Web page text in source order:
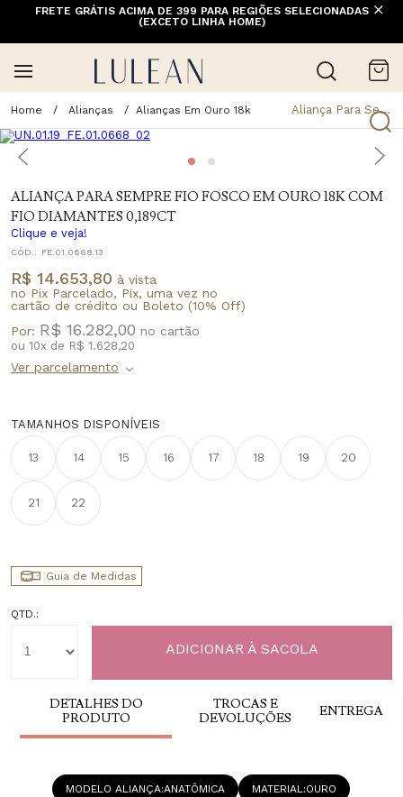
FRETE GRÁTIS ACIMA DE 399 PARA REGIÕES SELECIONADAS
(EXCETO LINHA HOME)
Alianças Alianças Em Ouro 18k Aliança Para Sempre Fio Fosco Em Ouro 18K Com Fio Diamantes 0,189Ct
ALIANÇA PARA SEMPRE FIO FOSCO EM OURO 18K COM
FIO DIAMANTES 0,189CT
Clique e veja!
CÓD.: FE.01.0668.13
R$ 14.653,80 à vista
no Pix Parcelado, Pix, uma vez no
cartão de crédito ou Boleto (10% Off)
Por: R$ 16.282,00
ou 10x de R$ 1.628,20
TAMANHOS DISPONÍVEIS
13 14 15 16 17 18 19 20
21 22
Guia de Medidas
QTD.:
DETALHES DO
PRODUTO
TROCAS E
DEVOLUÇÕES
ENTREGA
MODELO ALIANÇA ANATÔMICA MATERIAL OURO